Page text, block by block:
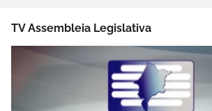
TV Assembleia Legislativa